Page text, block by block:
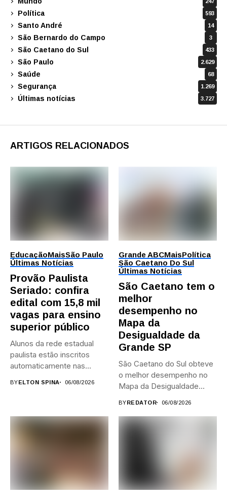
Política 593
Santo André 14
São Bernardo do Campo 3
São Caetano do Sul 433
São Paulo 2.629
Saúde 68
Segurança 1.269
Últimas notícias 3.727
ARTIGOS RELACIONADOS
EducaçãoMaisSão Paulo
Últimas Notícias
Provão Paulista
Seriado: confira
edital com 15,8 mil
vagas para ensino
superior público
Alunos da rede estadual
paulista estão inscritos
automaticamente nas
BYELTON SPINA 06/08/2026
Grande ABCMaisPolítica
São Caetano Do Sul
Últimas Notícias
São Caetano tem o
melhor
desempenho no
Mapa da
Desigualdade da
Grande SP
São Caetano do Sul obteve
o melhor desempenho no
Mapa da Desigualdade...
BYREDATOR 06/08/2026